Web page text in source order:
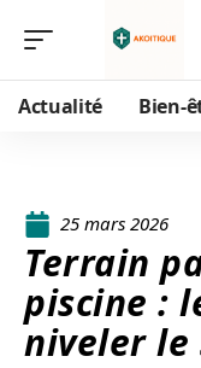
Actualité Bien-
25 mars 2026
Terrain
piscine :
niveler le